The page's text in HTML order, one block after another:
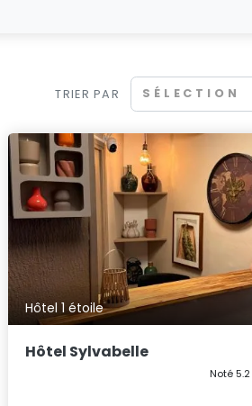
TRIER PAR SÉLECTION
Hôtel 1 étoile
Hôtel Sylvabelle
Noté 5.2